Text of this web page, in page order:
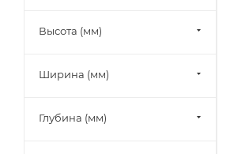
Высота (мм)
Ширина (мм)
Глубина (мм)